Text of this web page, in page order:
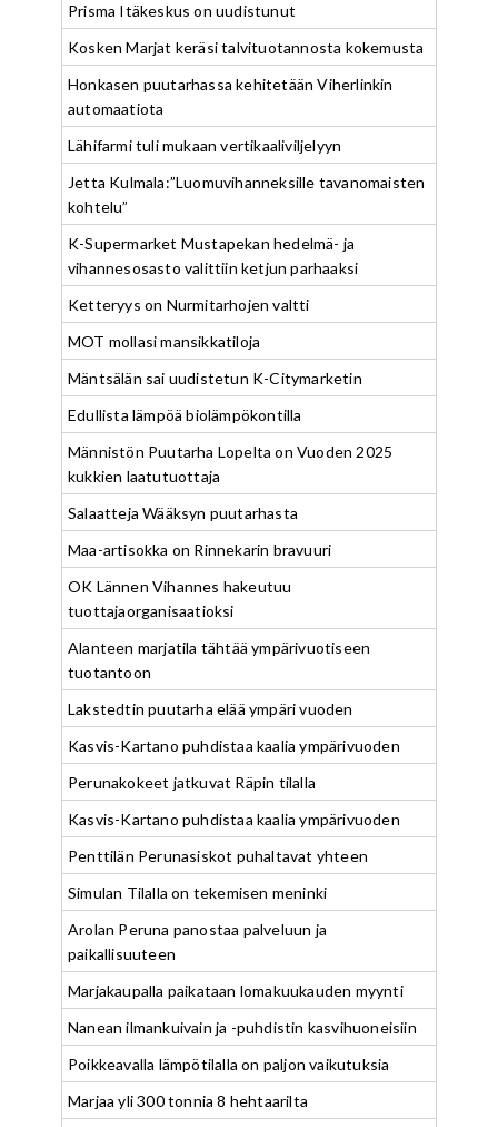
Prisma Itäkeskus on uudistunut
Kosken Marjat keräsi talvituotannosta kokemusta
Honkasen puutarhassa kehitetään Viherlinkin
automaatiota
Lähifarmi tuli mukaan vertikaaliviljelyyn
Jetta Kulmala:”Luomuvihanneksille tavanomaisten
kohtelu”
K-Supermarket Mustapekan hedelmä- ja
vihannesosasto valittiin ketjun parhaaksi
Ketteryys on Nurmitarhojen valtti
MOT mollasi mansikkatiloja
Mäntsälän sai uudistetun K-Citymarketin
Edullista lämpöä biolämpökontilla
Männistön Puutarha Lopelta on Vuoden 2025
kukkien laatutuottaja
Salaatteja Wääksyn puutarhasta
Maa-artisokka on Rinnekarin bravuuri
OK Lännen Vihannes hakeutuu
tuottajaorganisaatioksi
Alanteen marjatila tähtää ympärivuotiseen
tuotantoon
Lakstedtin puutarha elää ympäri vuoden
Kasvis-Kartano puhdistaa kaalia ympärivuoden
Perunakokeet jatkuvat Räpin tilalla
Kasvis-Kartano puhdistaa kaalia ympärivuoden
Penttilän Perunasiskot puhaltavat yhteen
Simulan Tilalla on tekemisen meninki
Arolan Peruna panostaa palveluun ja
paikallisuuteen
Marjakaupalla paikataan lomakuukauden myynti
Nanean ilmankuivain ja -puhdistin kasvihuoneisiin
Poikkeavalla lämpötilalla on paljon vaikutuksia
Marjaa yli 300 tonnia 8 hehtaarilta